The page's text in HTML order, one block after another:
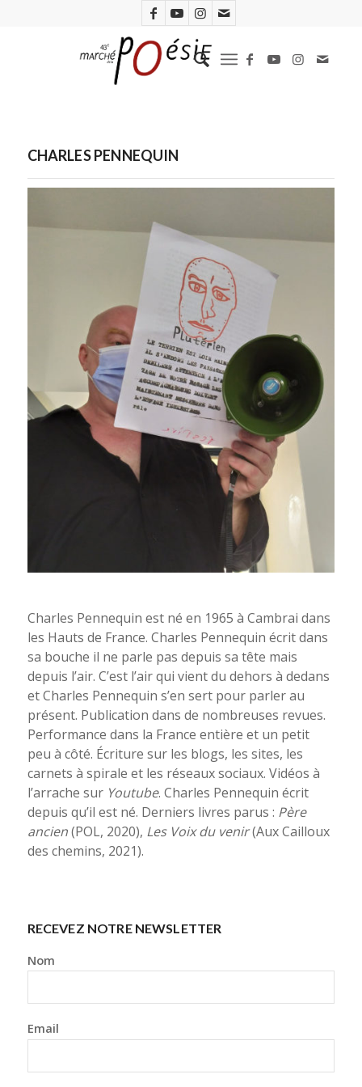
CHARLES PENNEQUIN
Charles Pennequin. Photo Camille Escudero
Charles Pennequin est né en 1965 à Cambrai dans
les Hauts de France. Charles Pennequin écrit dans
sa bouche il ne parle pas depuis sa tête mais
depuis l’air. C’est l’air qui vient du dehors à dedans
et Charles Pennequin s’en sert pour parler au
présent. Publication dans de nombreuses revues.
Performance dans la France entière et un petit
peu à côté. Écriture sur les blogs, les sites, les
carnets à spirale et les réseaux sociaux. Vidéos à
l’arrache sur Youtube. Charles Pennequin écrit
depuis qu’il est né. Derniers livres parus : Père
ancien(POL, 2020), Les Voix du venir(Aux Cailloux
des chemins, 2021).
RECEVEZ NOTRE NEWSLETTER
Nom
Email